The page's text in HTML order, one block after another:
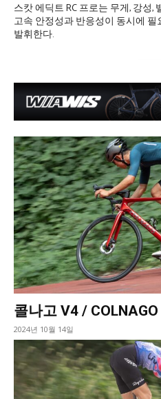
스캇 에딕트 RC 프로는 무게, 강성
고속 안정성과 반응성이 동시에
발휘한다.
콜나고 V4 /
2024년 10월 14일